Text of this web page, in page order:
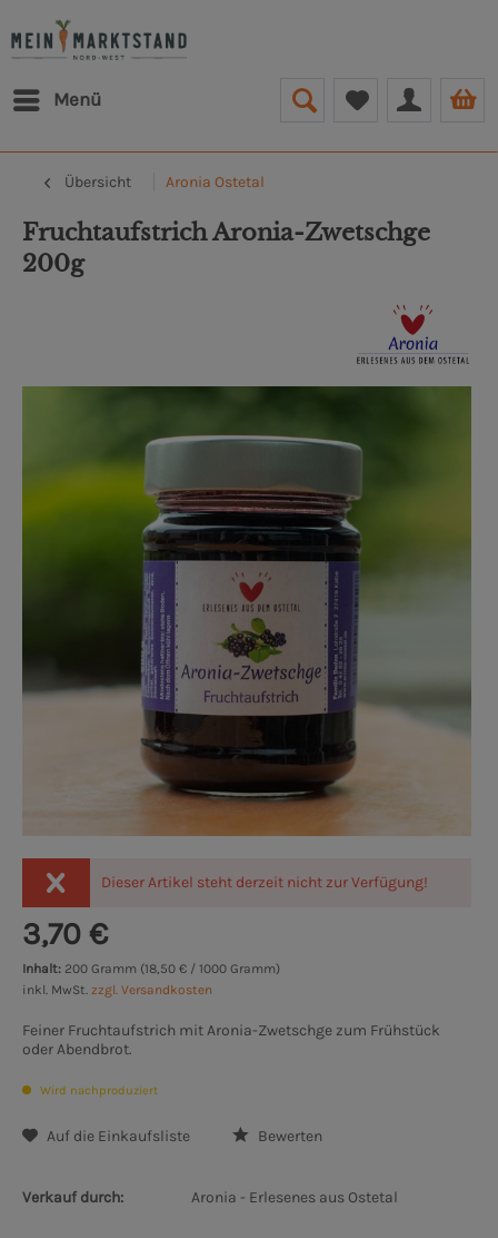
Menü
Übersicht Aronia Ostetal
Fruchtaufstrich Aronia-Zwetschge
200g
Dieser Artikel steht derzeit nicht zur Verfügung!
3,70 €
Inhalt: 200 Gramm (18,50 € / 1000 Gramm)
inkl. MwSt. zzgl. Versandkosten
Feiner Fruchtaufstrich mit Aronia-Zwetschge zum Frühstück
oder Abendbrot.
Wird nachproduziert
Auf die Einkaufsliste Bewerten
Verkauf durch: Aronia - Erlesenes aus Ostetal